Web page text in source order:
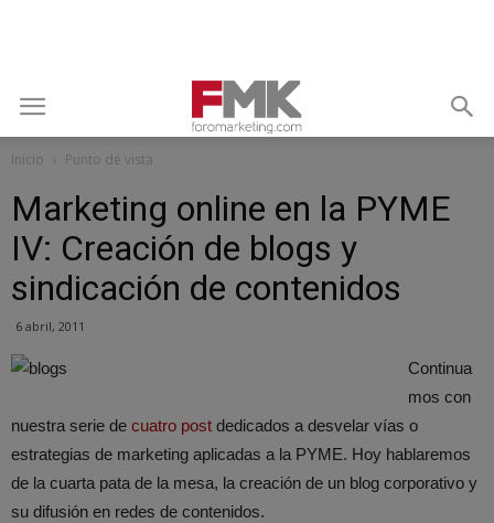
Inicio Punto de vista
Marketing online en la PYME
IV: Creación de blogs y
sindicación de contenidos
6 abril, 2011
Continua
mos con
nuestra serie de cuatro post dedicados a desvelar vías o
estrategias de marketing aplicadas a la PYME. Hoy hablaremos
de la cuarta pata de la mesa, la creación de un blog corporativo y
su difusión en redes de contenidos.